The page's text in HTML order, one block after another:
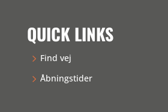
QUICK LINKS
Find vej
Åbningstider